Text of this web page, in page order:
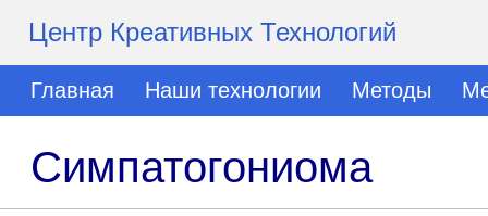
Центр Креативных Технологий
Главная Наши технологии Методы
Симпатогониома